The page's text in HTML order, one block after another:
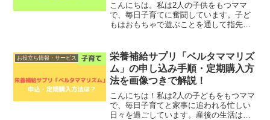
こんにちは。私は2人の子供をもつママ
で、毎日子育てに奮闘しています。子ど
もはおもちゃで遊ぶことを通して指先の
できないですよね…。そんなときにオス
スメなのが、月齢に合った...
お役立ち情報・サービス
栄養補給サプリ「ベルタママリズ
ム」の申し込み手順・定期購入方
法を画像つきで解説！
こんにちは！私は2人の子どもをもつママ
で、毎日子育てと家事に追われる忙しい
日々を過ごしています。産後の生活は子